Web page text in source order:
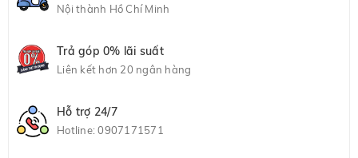
Nội thành Hồ Chí Minh
Trả góp 0% lãi suất
Liên kết hơn 20 ngân hàng
Hỗ trợ 24/7
Hotline:0907171571